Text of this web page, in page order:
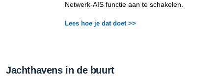
Netwerk-AIS functie aan te schakelen.
Lees hoe je dat doet >>
Jachthavens in de buurt